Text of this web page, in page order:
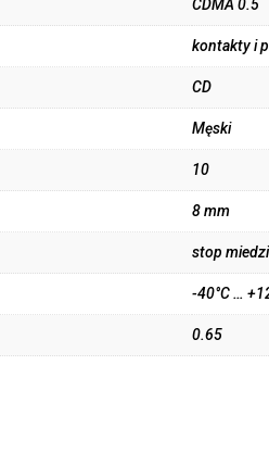
CDMA 0.5
kontakty i
CD
Męski
10
8 mm
stop miedzi
-40°C …
0.65